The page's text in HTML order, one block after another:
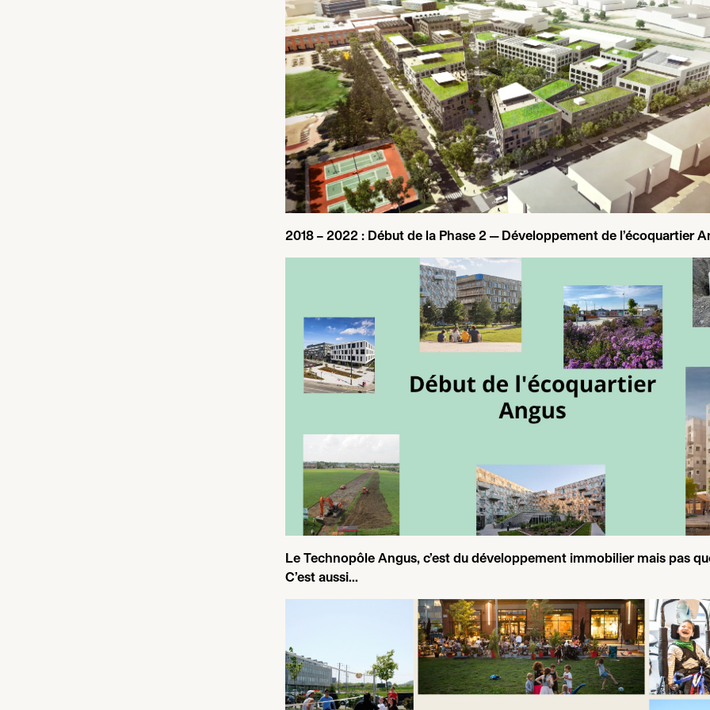
2018 – 2022 : Début de la Phase 2 — Développement de l’écoquartier
Le Technopôle Angus, c’est du développement immobilier mais pas
C’est aussi…